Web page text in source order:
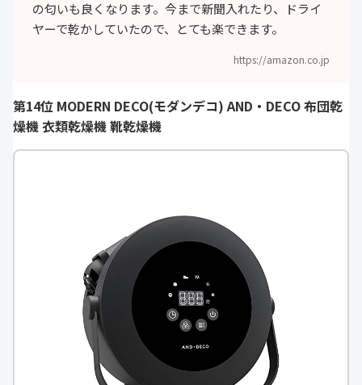
の匂いも良くなります。今まで新聞入れたり、ドライ
ヤーで乾かしていたので、とても楽できます。
https://amazon.co.jp
第14位 MODERN DECO(モダンデコ) AND・DECO 布団乾
燥機 衣類乾燥機 靴乾燥機